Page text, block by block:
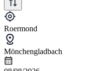
Roermond
Mönchengladbach